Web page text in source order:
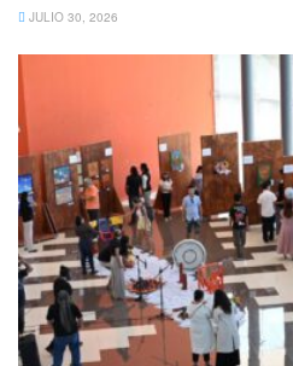
JULIO 30, 2026